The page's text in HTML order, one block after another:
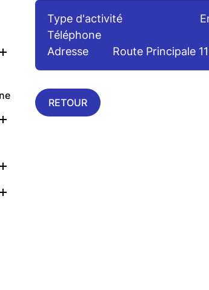
Ouvrir
Ouvrir
Ouvrir
Ouvrir
Type d'activité
Téléphone
Adresse
Route Principale
RETOUR